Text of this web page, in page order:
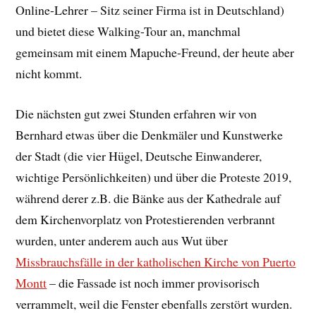
Online-Lehrer – Sitz seiner Firma ist in Deutschland)
und bietet diese Walking-Tour an, manchmal
gemeinsam mit einem Mapuche-Freund, der heute aber
nicht kommt.
Die nächsten gut zwei Stunden erfahren wir von
Bernhard etwas über die Denkmäler und Kunstwerke
der Stadt (die vier Hügel, Deutsche Einwanderer,
wichtige Persönlichkeiten) und über die Proteste 2019,
während derer z.B. die Bänke aus der Kathedrale auf
dem Kirchenvorplatz von Protestierenden verbrannt
wurden, unter anderem auch aus Wut über
Missbrauchsfälle in der katholischen Kirche von Puerto
Montt– die Fassade ist noch immer provisorisch
verrammelt, weil die Fenster ebenfalls zerstört wurden.